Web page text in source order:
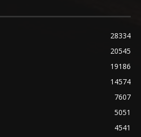
28334
20545
19186
14574
7607
5051
4541